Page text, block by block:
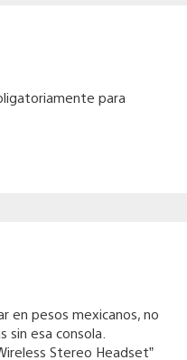
para
en pesos mexicanos, no
sin esa consola.
Stereo Headset”